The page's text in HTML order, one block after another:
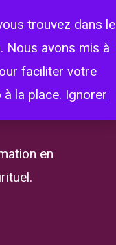
account
!
en
trouvez dans le
Nous avons mis à
faciliter votre
la place.Ignorer